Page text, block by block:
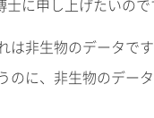
士に申し上げたいの
は非生物のデータで
のに、非生物のデー